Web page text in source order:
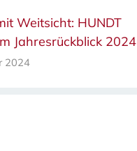
Weitsicht: HUNDT
Jahresrückblick 2024
2024